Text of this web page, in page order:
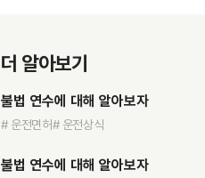
더 알아보기
불법 연수에 대해 알아보자
# 운전면허# 운전상식
불법 연수에 대해 알아보자